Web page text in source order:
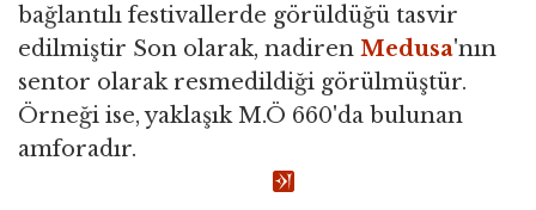
bağlantılı festivallerde görüldüğü tasvir
edilmiştir Son olarak, nadiren Medusa'nın
sentor olarak resmedildiği görülmüştür.
Örneği ise, yaklaşık M.Ö 660'da bulunan
amforadır.